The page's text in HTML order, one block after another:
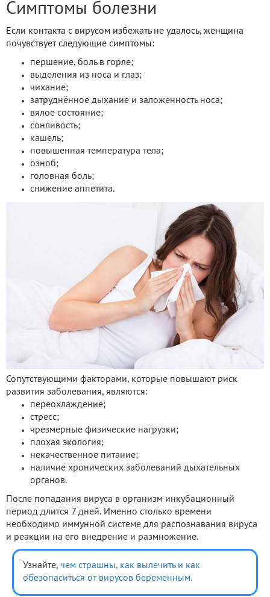
Симптомы болезни
Если контакта с вирусом избежать не удалось, женщина
почувствует следующие симптомы:
першение, боль в горле;
выделения из носа и глаз;
чихание;
затруднённое дыхание и заложенность носа;
вялое состояние;
сонливость;
кашель;
повышенная температура тела;
озноб;
головная боль;
снижение аппетита.
Сопутствующими факторами, которые повышают риск
развития заболевания, являются:
переохлаждение;
стресс;
чрезмерные физические нагрузки;
плохая экология;
некачественное питание;
наличие хронических заболеваний дыхательных
органов.
После попадания вируса в организм инкубационный
период длится 7 дней. Именно столько времени
необходимо иммунной системе для распознавания вируса
и реакции на его внедрение и размножение.
Узнайте, чем страшны, как вылечить и как
обезопаситься от вирусов беременным.